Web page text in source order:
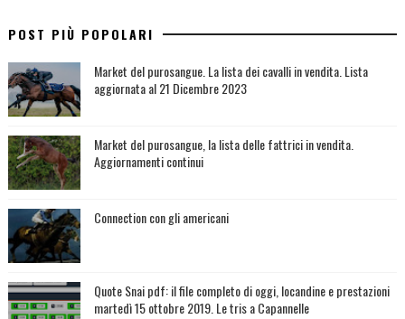
POST PIÙ POPOLARI
Market del purosangue. La lista dei cavalli in vendita. Lista
aggiornata al 21 Dicembre 2023
Market del purosangue, la lista delle fattrici in vendita.
Aggiornamenti continui
Connection con gli americani
Quote Snai pdf: il file completo di oggi, locandine e prestazioni
martedì 15 ottobre 2019. Le tris a Capannelle